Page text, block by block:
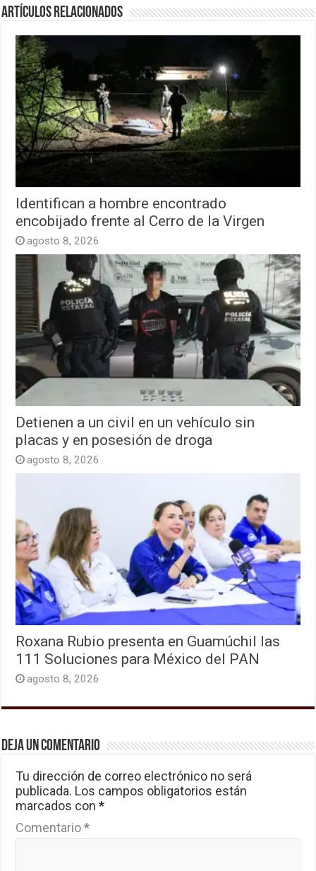
Artículos relacionados
Identifican a hombre encontrado
encobijado frente al Cerro de la Virgen
agosto 8, 2026
Detienen a un civil en un vehículo sin
placas y en posesión de droga
agosto 8, 2026
Roxana Rubio presenta en Guamúchil las
111 Soluciones para México del PAN
agosto 8, 2026
Deja un comentario
Tu dirección de correo electrónico no será
publicada. Los campos obligatorios están
marcados con*
Comentario*